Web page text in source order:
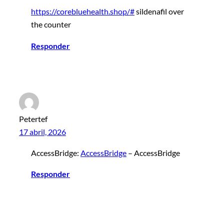
https://corebluehealth.shop/#sildenafil over
the counter
Responder
Petertef
17 abril, 2026
AccessBridge: AccessBridge – AccessBridge
Responder